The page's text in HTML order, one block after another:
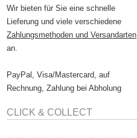
Wir bieten für Sie eine schnelle
Lieferung und viele verschiedene
Zahlungsmethoden und Versandarten
an.
PayPal, Visa/Mastercard, auf
Rechnung, Zahlung bei Abholung
CLICK & COLLECT